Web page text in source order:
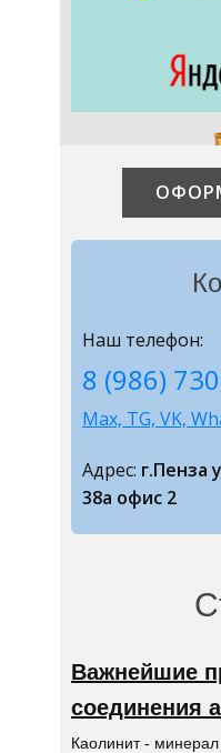
Наш телефон:
8 (986)
Max, TG, VK,
Адрес: г.Пенза
38а офис 2
Важнейшие
соединения
Каолинит -